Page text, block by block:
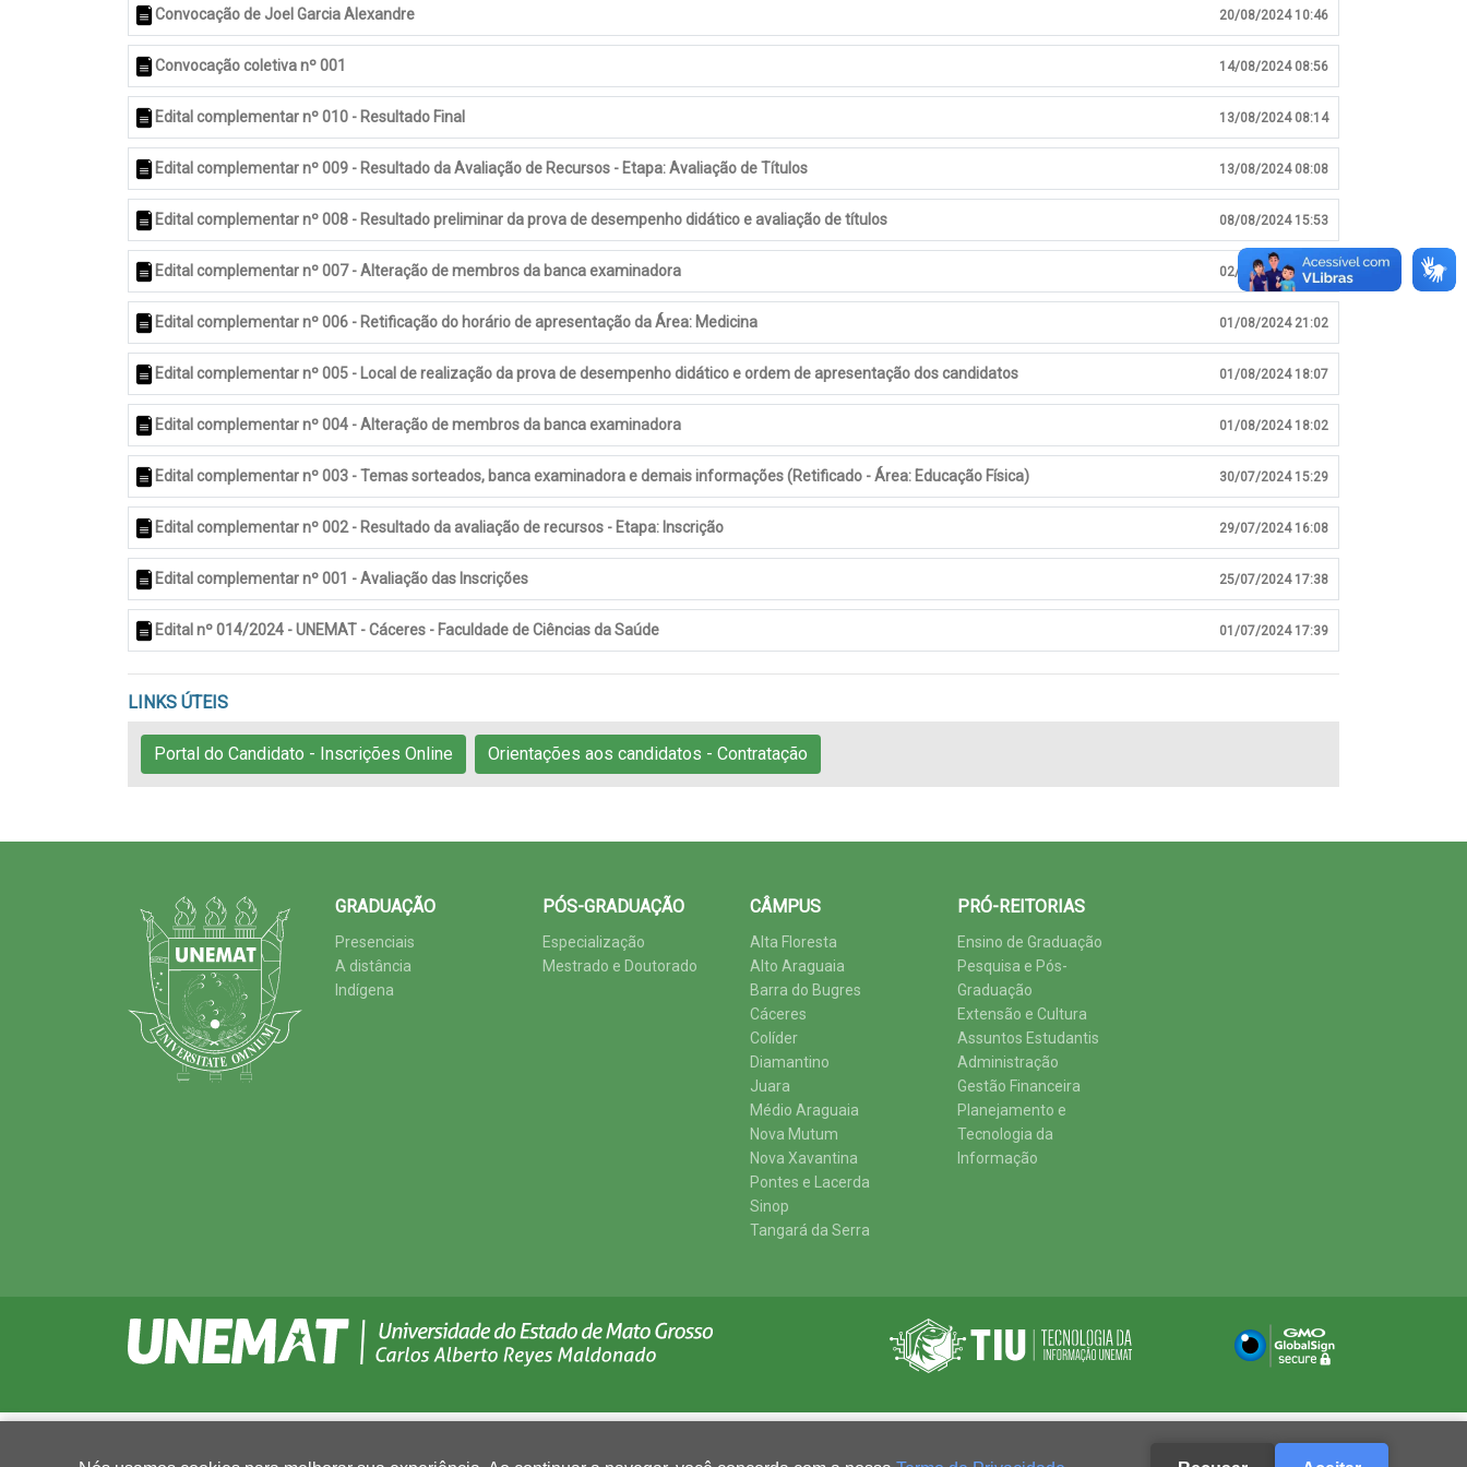
Convocação de Joel Garcia Alexandre 20/08/2024 10:46
Convocação coletiva nº 001 14/08/2024 08:56
Edital complementar nº 010 - Resultado Final 13/08/2024 08:14
Edital complementar nº 009 - Resultado da Avaliação de Recursos - Etapa: Avaliação de Títulos 13/08/2024 08:08
Edital complementar nº 008 - Resultado preliminar da prova de desempenho didático e avaliação de títulos 08/08/2024 15:53
Edital complementar nº 007 - Alteração de membros da banca examinadora 02/08/2024 15:07
Edital complementar nº 006 - Retificação do horário de apresentação da Área: Medicina 01/08/2024 21:02
Edital complementar nº 005 - Local de realização da prova de desempenho didático e ordem de apresentação dos candidatos 01/08/2024 18:07
Edital complementar nº 004 - Alteração de membros da banca examinadora 01/08/2024 18:02
Edital complementar nº 003 - Temas sorteados, banca examinadora e demais informações (Retificado - Área: Educação Física) 30/07/2024 15:29
Edital complementar nº 002 - Resultado da avaliação de recursos - Etapa: Inscrição 29/07/2024 16:08
Edital complementar nº 001 - Avaliação das Inscrições 25/07/2024 17:38
Edital nº 014/2024 - UNEMAT - Cáceres - Faculdade de Ciências da Saúde 01/07/2024 17:39
LINKS ÚTEIS
Portal do Candidato - Inscrições Online Orientações aos candidatos - Contratação
GRADUAÇÃO
Presenciais
A distância
Indígena
PÓS-GRADUAÇÃO
Especialização
Mestrado e Doutorado
CÂMPUS
Alta Floresta
Alto Araguaia
Barra do Bugres
Cáceres
Colíder
Diamantino
Juara
Médio Araguaia
Nova Mutum
Nova Xavantina
Pontes e Lacerda
Sinop
Tangará da Serra
PRÓ-REITORIAS
Ensino de Graduação
Pesquisa e Pós-
Graduação
Extensão e Cultura
Assuntos Estudantis
Administração
Gestão Financeira
Planejamento e
Tecnologia da
Informação